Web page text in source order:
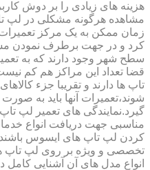
هزینه های زیادی را بر دوش
مشاهده هرگونه مشکلی در لپ
زمان ممکن به یک مرکز تعمیرات
کرد و در جهت برطرف نمودن
سطح شهر وجود دارند که به
قضا تعداد این مراکز هم کم
تاپ ها دارند و تقریبا جزء
شوند،تعمیرات آنها باید به
گیرد.نمایندگی های تعمیر لپ
مناسبی جهت دریافت انواع
کردن لپ تاپ های ایسوس
تخصصی و ویژه بر روی لپ تاپ
انواع مدل های آن آشنایی کامل